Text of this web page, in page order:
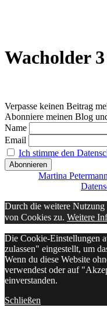
Wacholder
Verpasse keinen Beitrag
Abonniere meinen Blog
Name
Email
Ich stimme den
Martina Petermann
Durch die weitere Nutzung
von Cookies zu. Weitere
Die Cookie-Einstellungen
zulassen" eingestellt, um
Wenn du diese Website
verwendest oder auf
einverstanden.
Schließen